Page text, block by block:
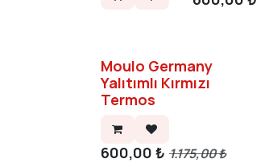
Moulo Germany
Yalıtımlı Kırmızı
Termos
600,00 ₺ 1.175,00₺